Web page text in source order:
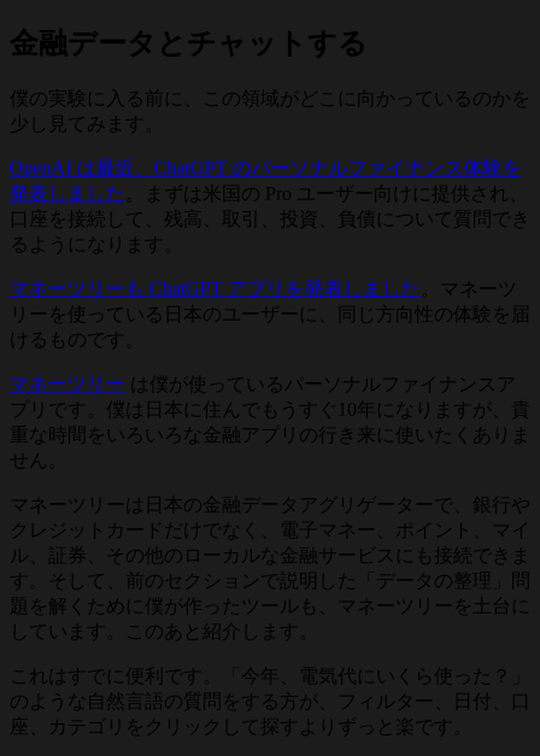
金融データとチャットする
僕の実験に入る前に、この領域がどこに向かっているのかを
少し見てみます。
OpenAI は最近、ChatGPT のパーソナルファイナンス体験を
発表しました
。まずは米国の Pro ユーザー向けに提供され、
口座を接続して、残高、取引、投資、負債について質問でき
るようになります。
マネーツリーも ChatGPT アプリを発表しました
。マネーツ
リーを使っている日本のユーザーに、同じ方向性の体験を届
けるものです。
マネーツリー は僕が使っているパーソナルファイナンスア
プリです。僕は日本に住んでもうすぐ10年になりますが、貴
重な時間をいろいろな金融アプリの行き来に使いたくありま
せん。
マネーツリーは日本の金融データアグリゲーターで、銀行や
クレジットカードだけでなく、電子マネー、ポイント、マイ
ル、証券、その他のローカルな金融サービスにも接続できま
す。そして、前のセクションで説明した「データの整理」問
題を解くために僕が作ったツールも、マネーツリーを土台に
しています。このあと紹介します。
これはすでに便利です。「今年、電気代にいくら使った？」
のような自然言語の質問をする方が、フィルター、日付、口
座、カテゴリをクリックして探すよりずっと楽です。